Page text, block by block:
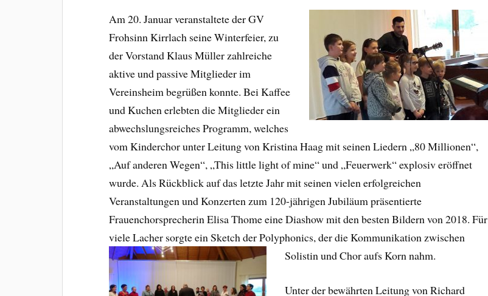
Am 20. Januar veranstaltete der GV
Frohsinn Kirrlach seine Winterfeier, zu
der Vorstand Klaus Müller zahlreiche
aktive und passive Mitglieder im
Vereinsheim begrüßen konnte. Bei Kaffee
und Kuchen erlebten die Mitglieder ein
abwechslungsreiches Programm, welches
vom Kinderchor unter Leitung von Kristina Haag mit seinen Liedern „80 Millionen“,
„Auf anderen Wegen“, „This little light of mine“ und „Feuerwerk“ explosiv eröffnet
wurde. Als Rückblick auf das letzte Jahr mit seinen vielen erfolgreichen
Veranstaltungen und Konzerten zum 120-jährigen Jubiläum präsentierte
Frauenchorsprecherin Elisa Thome eine Diashow mit den besten Bildern von 2018. Für
viele Lacher sorgte ein Sketch der Polyphonics, der die Kommunikation zwischen
Solistin und Chor aufs Korn nahm.
Unter der bewährten Leitung von Richard